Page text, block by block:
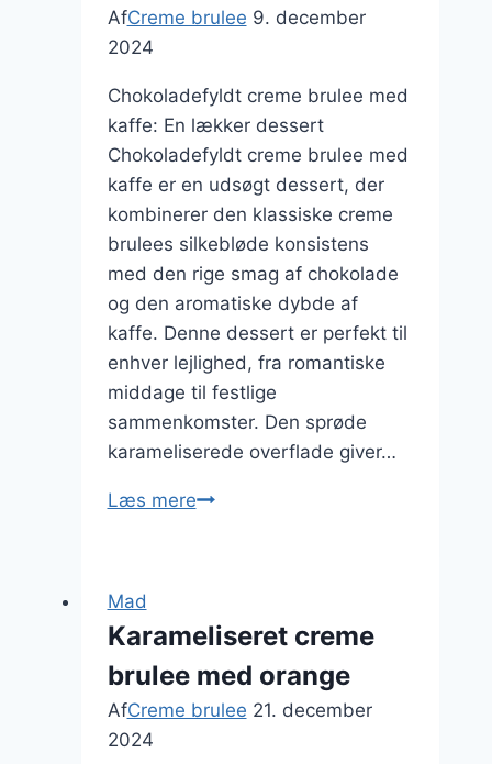
AfCreme brulee 9. december
2024
Chokoladefyldt creme brulee med
kaffe: En lækker dessert
Chokoladefyldt creme brulee med
kaffe er en udsøgt dessert, der
kombinerer den klassiske creme
brulees silkebløde konsistens
med den rige smag af chokolade
og den aromatiske dybde af
kaffe. Denne dessert er perfekt til
enhver lejlighed, fra romantiske
middage til festlige
sammenkomster. Den sprøde
karameliserede overflade giver…
Læs mereChokoladefyldt
Mad
Karameliseret creme
brulee med orange
AfCreme brulee 21. december
2024